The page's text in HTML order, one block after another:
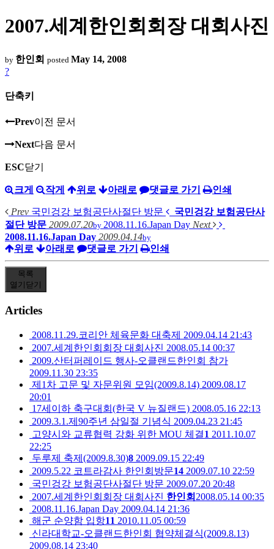
2007.세계한인회회장 대회사진
by 한인회 posted May 14, 2008
?
단축키
Prev이전 문서
Next다음 문서
ESC닫기
크게 작게 위로 아래로 댓글로 가기 인쇄
Prev 국민겅강 보험공단사절단 방문
국민겅강 보험공단사
절단 방문 2009.07.20by 2008.11.16.Japan Day Next
2008.11.16.Japan Day 2009.04.14by
위로 아래로 댓글로 가기 인쇄
목록
열기 닫기
Articles
2008.11.29.코리안 체육문화 대축제 2009.04.14 21:43
2007.세계한인회회장 대회사진 2008.05.14 00:37
2009.산터퍼레이드 행사-오클랜드한인회 참가
2009.11.30 23:35
제1차 고문 및 자문위원 모임(2009.8.14) 2009.08.17
20:01
17세이하 축구대회(한국 V 뉴질랜드) 2008.05.16 22:13
2009.3.1.제90주년 삼일절 기념식 2009.04.23 21:45
고양시와 교류협력 강화 위한 MOU 체결1 2011.10.07
22:25
두루제 축제(2009.8.30)8 2009.09.15 22:49
2009.5.22 코트라감사 한인회방문14 2009.07.10 22:59
국민겅강 보험공단사절단 방문 2009.07.20 20:48
2007.세계한인회회장 대회사진 한인회 2008.05.14 00:35
2008.11.16.Japan Day 2009.04.14 21:36
해군 순양함 입항11 2010.11.05 00:59
신라대학교-오클랜드한인회 협약체결식(2009.8.13)
2009.08.14 23:40